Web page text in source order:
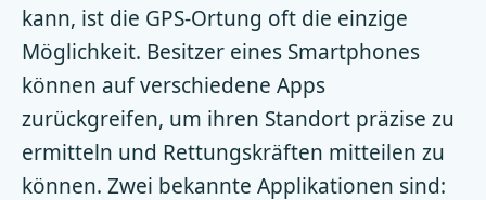
kann, ist die GPS-Ortung oft die einzige
Möglichkeit. Besitzer eines Smartphones
können auf verschiedene Apps
zurückgreifen, um ihren Standort präzise zu
ermitteln und Rettungskräften mitteilen zu
können. Zwei bekannte Applikationen sind: